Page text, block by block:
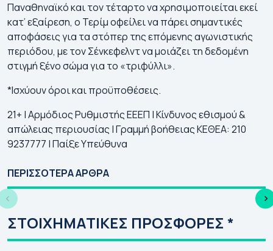
Παναθηναϊκό και τον τέταρτο να χρησιμοποιείται εκεί
κατ’ εξαίρεση, ο Τερίμ οφείλει να πάρει σημαντικές
αποφάσεις για τα στόπερ της επόμενης αγωνιστικής
περιόδου, με τον Σένκεφελντ να μοιάζει τη δεδομένη
στιγμή ξένο σώμα για το «τριφύλλι».
*Ισχύουν όροι και προϋποθέσεις.
21+ | Αρμόδιος Ρυθμιστής ΕΕΕΠ | Κίνδυνος εθισμού &
απώλειας περιουσίας | Γραμμή βοήθειας ΚΕΘΕΑ: 210
9237777 | Παίξε Υπεύθυνα
ΠΕΡΙΣΣΟΤΕΡΑ ΑΡΘΡΑ
Γιουρόπα Λιγκ 2026-
Αγώνες | Κανάλι
|
ΣΤΟΙΧΗΜΑΤΙΚΕΣ ΠΡΟΣΦΟΡΕΣ *